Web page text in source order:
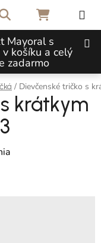
Mayoral s
v košíku a celý
zadarmo
Hľadať NÁKUPNÝ
/ Dievčenské tričko s
krátkym
5 hviezdičiek.